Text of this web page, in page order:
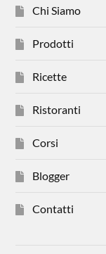
Chi Siamo
Prodotti
Ricette
Ristoranti
Corsi
Blogger
Contatti